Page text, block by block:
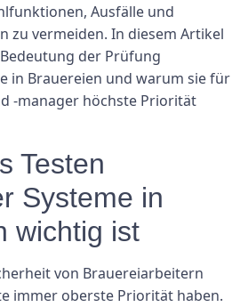
Ausfälle und
zu vermeiden. In diesem Artikel
der Prüfung
in Brauereien und warum sie für
-manager höchste Priorität
Testen
Systeme in
wichtig ist
von Brauereiarbeitern
immer oberste Priorität haben.